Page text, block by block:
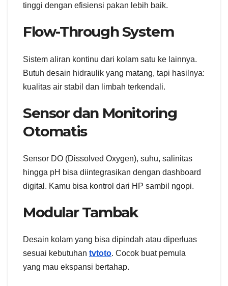
tinggi dengan efisiensi pakan lebih baik.
Flow-Through System
Sistem aliran kontinu dari kolam satu ke lainnya.
Butuh desain hidraulik yang matang, tapi hasilnya:
kualitas air stabil dan limbah terkendali.
Sensor dan Monitoring
Otomatis
Sensor DO (Dissolved Oxygen), suhu, salinitas
hingga pH bisa diintegrasikan dengan dashboard
digital. Kamu bisa kontrol dari HP sambil ngopi.
Modular Tambak
Desain kolam yang bisa dipindah atau diperluas
sesuai kebutuhan tvtoto. Cocok buat pemula
yang mau ekspansi bertahap.